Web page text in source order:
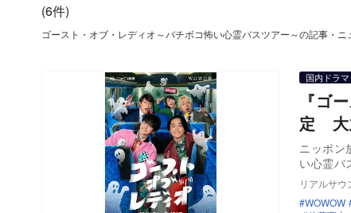
(6件)
ゴースト・オブ・レディオ～バチボコ怖い心霊バスツアー～の記事・
国内ドラマ
『ゴ
定 大
ニッポン
い心霊バ
リアルサ
WOWOW